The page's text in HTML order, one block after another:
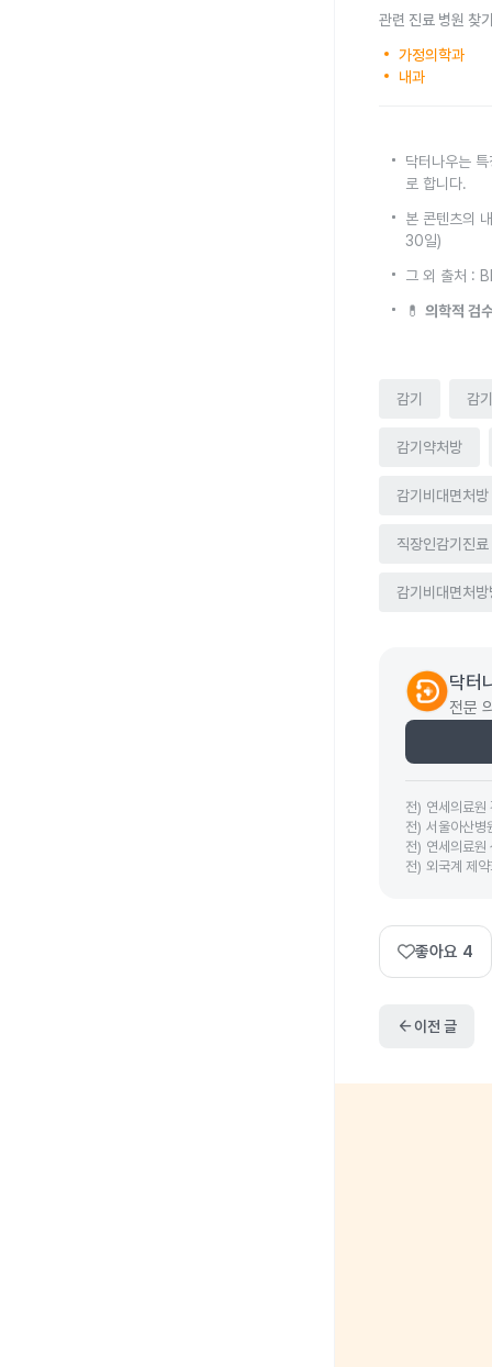
관련 진료 병원 찾
가정의학과
내과
닥터나우는
로 합니다.
본 콘텐츠의
30일)
그 외 출처 :
💊 의학적 검
감기 감
감기약처방
감기비대면처방
직장인감기진료
감기비대면처
닥터
전문
전) 연세의료원
전) 서울아산병
전) 연세의료원
전) 외국계 제
좋아요 4
arrow_back이전 글